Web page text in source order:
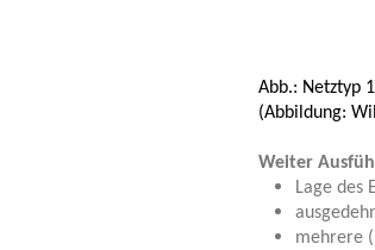
Abb.: Netztyp
(Abbildung:
Weiter
Lage des
mehrere